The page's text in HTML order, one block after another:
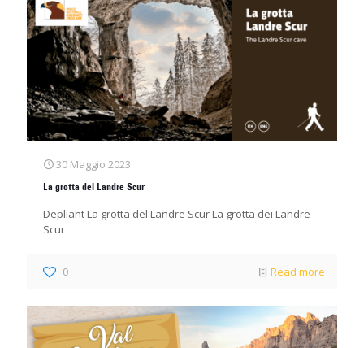
30 Maggio 2023
La grotta del Landre Scur
Depliant La grotta del Landre Scur La grotta dei Landre
Scur
0 Read more